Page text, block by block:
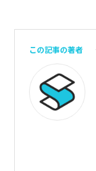
この記事の著者